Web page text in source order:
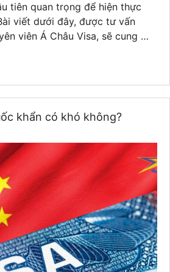
tiên quan trọng để hiện thực
viết dưới đây, được tư vấn
viên Á Châu Visa, sẽ cung …
khẩn có khó không?